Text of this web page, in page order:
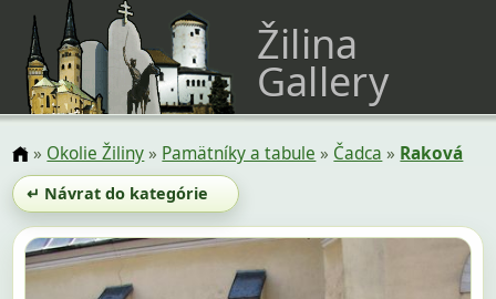
Žilina
Gallery
» Okolie Žiliny» Pamätníky a tabule » Čadca » Raková
↵ Návrat do kategórie